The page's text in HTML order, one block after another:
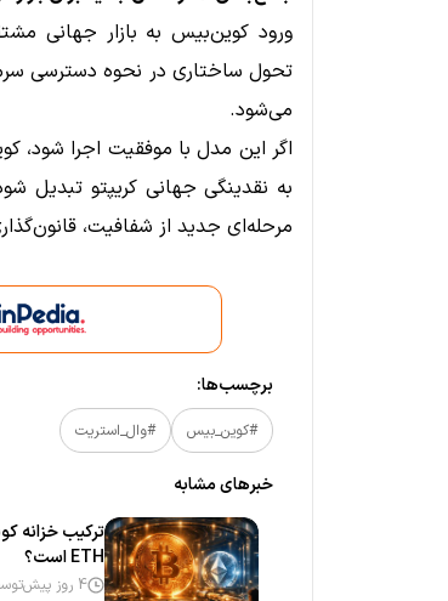
ورود کوین‌بیس به بازار جهانی
تحول ساختاری در نحوه دسترسی
می‌شود.
اگر این مدل با موفقیت اجرا شود،
به نقدینگی جهانی کریپتو تبدیل
مرحله‌ای جدید از شفافیت،
برچسب‌ها:
#کوین_بیس #وال_استریت
خبر‌های مشابه
ETH است؟
4 روز پیش